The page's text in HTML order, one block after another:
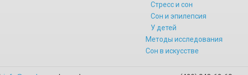
Стресс и сон
Сон и эпилепсия
У детей
Методы исследования
Сон в искусстве